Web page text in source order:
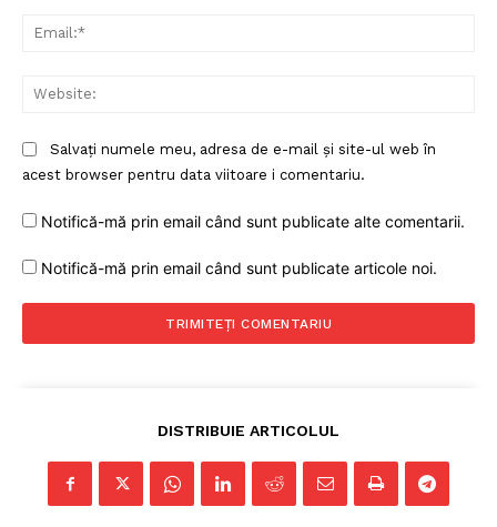
Un proiect
FREEDOM HOUSE ROMÂNIA
PRESShub
Salvați numele meu, adresa de e-mail și site-ul web în
acest browser pentru data viitoare i comentariu.
Notifică-mă prin email când sunt publicate alte comentarii.
Notifică-mă prin email când sunt publicate articole noi.
DISTRIBUIE ARTICOLUL